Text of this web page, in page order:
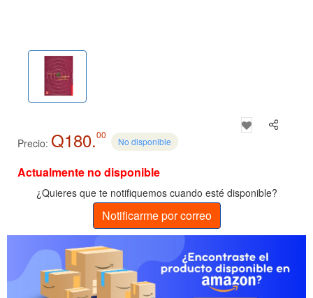
Precio: Q180.00
No disponible
Actualmente no disponible
¿Quieres que te notifiquemos cuando esté disponible?
Notificarme por correo